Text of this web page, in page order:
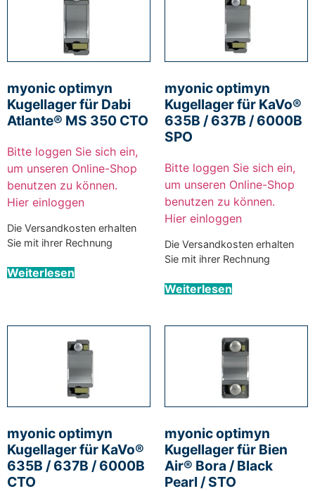
myonic optimyn
Kugellager für Dabi
Atlante® MS 350 CTO
Bitte loggen Sie sich ein,
um unseren Online-Shop
benutzen zu können.
Hier einloggen
Die Versandkosten erhalten
Sie mit ihrer Rechnung
Weiterlesen
myonic optimyn
Kugellager für KaVo®
635B / 637B / 6000B
SPO
Bitte loggen Sie sich ein,
um unseren Online-Shop
benutzen zu können.
Hier einloggen
Die Versandkosten erhalten
Sie mit ihrer Rechnung
Weiterlesen
myonic optimyn
Kugellager für KaVo®
635B / 637B / 6000B
CTO
myonic optimyn
Kugellager für Bien
Air® Bora / Black
Pearl / STO